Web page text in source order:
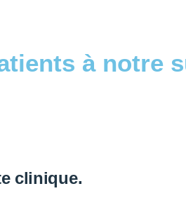
à notre
clinique.